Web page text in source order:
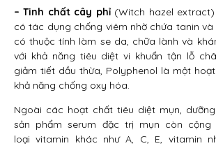
– Tinh chất cây phỉ(Witch hazel
có tác dụng chống viêm nhờ chứa tanin và
có thuộc tính làm se da, chữa lành và
với khả năng tiêu diệt vi khuẩn tận lỗ
giảm tiết dầu thừa, Polyphenol là một
khả năng chống oxy hóa.
Ngoài các hoạt chất tiêu diệt mụn,
sản phẩm serum đặc trị mụn còn cộng
loại vitamin khác như A, C, E, vitamin